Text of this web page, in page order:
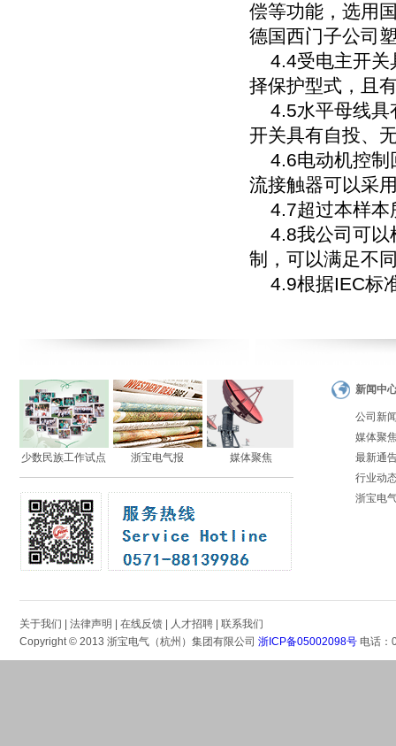
偿等功能，选用
德国西门子公司
4.4受电主开关
择保护型式，且
4.5水平母线具
开关具有自投、
4.6电动机控制
流接触器可以采
4.7超过本样本
4.8我公司可以
制，可以满足不
4.9根据IEC标
少数民族工作试点 浙宝电气报 媒体聚焦
新闻中
公司新
媒体聚
最新通
行业动
浙宝电
关于我们 法律声明 在线反馈| 人才招聘| 联系我们
Copyright © 2013 浙宝电气（杭州）集团有限公司 浙ICP备05002098号电话：